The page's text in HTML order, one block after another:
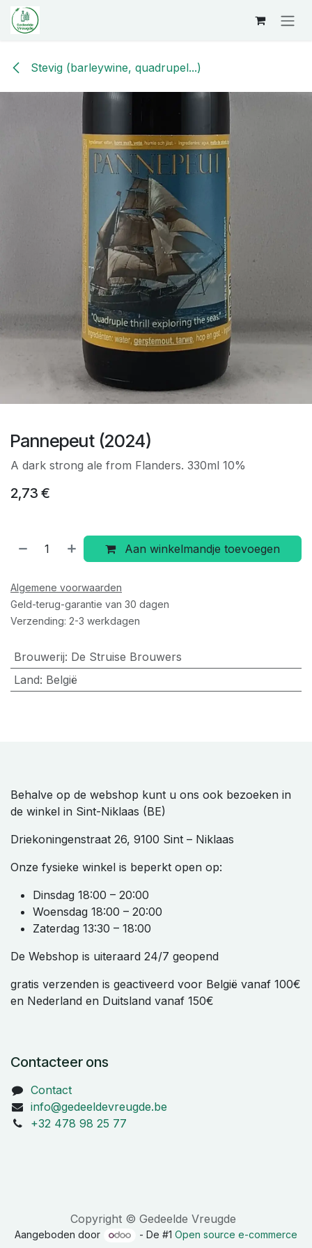
Overslaan naar inhoud
Stevig (barleywine, quadrupel...)
Pannepeut (2024)
A dark strong ale from Flanders. 330ml 10%
2,73 €
Aan winkelmandje toevoegen
Algemene voorwaarden
Geld-terug-garantie van 30 dagen
Verzending: 2-3 werkdagen
Brouwerij: De Struise Brouwers
Land: België
Behalve op de webshop kunt u ons ook bezoeken in
de winkel in Sint-Niklaas (BE)
Driekoningenstraat 26, 9100 Sint – Niklaas
Onze fysieke winkel is beperkt open op:
Dinsdag 18:00 – 20:00
Woensdag 18:00 – 20:00
Zaterdag 13:30 – 18:00
De Webshop is uiteraard 24/7 geopend
gratis verzenden is geactiveerd voor België vanaf 100€
en Nederland en Duitsland vanaf 150€
Contacteer ons
Contact
info@gedeeldevreugde.be
+32 478 98 25 77
Copyright © Gedeelde Vreugde
Aangeboden door - De #1Open source e-commerce